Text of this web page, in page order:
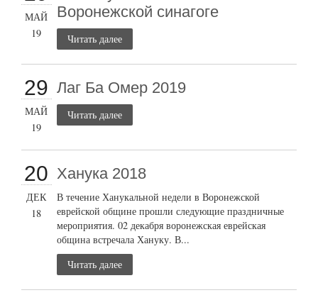
МАЙ
19
Воронежской синагоге
Читать далее
29
МАЙ
19
Лаг Ба Омер 2019
Читать далее
20
ДЕК
18
Ханука 2018
В течение Ханукальной недели в Воронежской
еврейской общине прошли следующие праздничные
мероприятия. 02 декабря воронежская еврейская
община встречала Хануку. В...
Читать далее